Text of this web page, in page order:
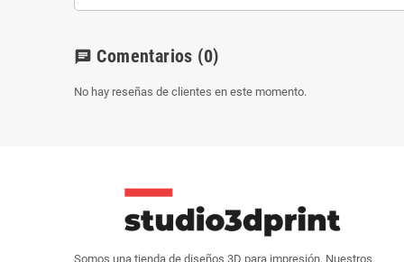
chat Comentarios (0)
No hay reseñas de clientes en este momento.
Somos una tienda de diseños 3D para impresión. Nuestros